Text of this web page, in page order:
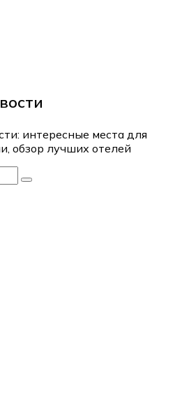
интересные места для
обзор лучших отелей